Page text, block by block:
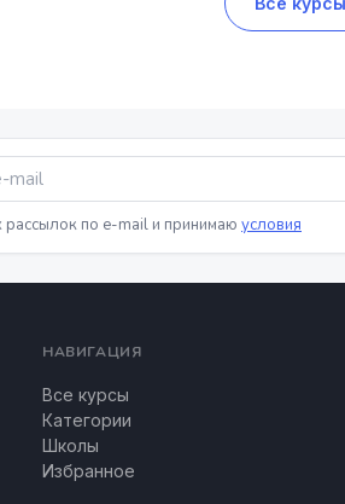
по e-mail и принимаю условия
НАВИГАЦИЯ
Все курсы
Категории
Школы
Избранное